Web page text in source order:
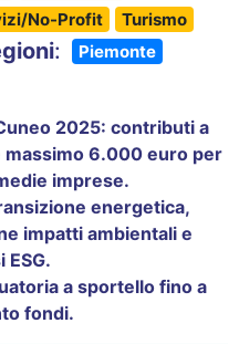
No-Profit Turismo
: Piemonte
2025: contributi a
6.000 euro per
imprese.
energetica,
impatti ambientali e
ESG.
a sportello fino a
fondi.